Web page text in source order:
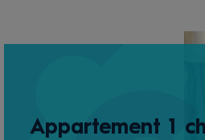
Appartement 1